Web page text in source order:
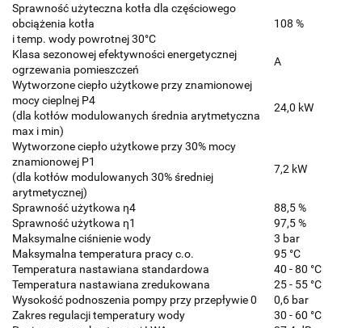
Sprawność użyteczna kotła dla częściowego
obciążenia kotła
i temp. wody powrotnej 30°C
108 %
Klasa sezonowej efektywności energetycznej
ogrzewania pomieszczeń
A
Wytworzone ciepło użytkowe przy znamionowej
mocy cieplnej P4
(dla kotłów modulowanych średnia arytmetyczna
max i min)
24,0 kW
Wytworzone ciepło użytkowe przy 30% mocy
znamionowej P1
(dla kotłów modulowanych 30% średniej
arytmetycznej)
7,2 kW
Sprawność użytkowa η4
88,5 %
Sprawność użytkowa η1
97,5 %
Maksymalne ciśnienie wody
3 bar
Maksymalna temperatura pracy c.o.
95 °C
Temperatura nastawiana standardowa
40 - 80 °C
Temperatura nastawiana zredukowana
25 - 55 °C
Wysokość podnoszenia pompy przy przepływie 0
0,6 bar
Zakres regulacji temperatury wody
30 - 60 °C